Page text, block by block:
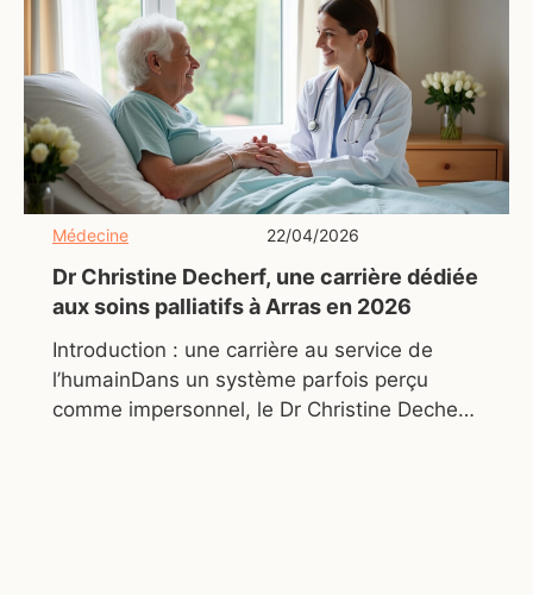
Médecine 22/04/2026
Dr Christine Decherf, une carrière dédiée
aux soins palliatifs à Arras en 2026
Introduction : une carrière au service de
l’humainDans un système parfois perçu
comme impersonnel, le Dr Christine Decherf